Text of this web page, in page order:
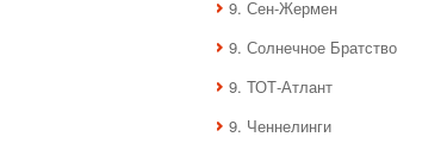
9. Сен-Жермен
9. Солнечное Братство
9. ТОТ-Атлант
9. Ченнелинги